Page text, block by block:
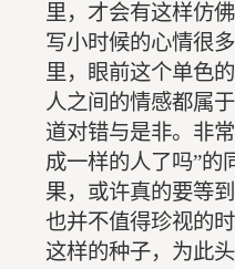
里，才会有这样仿
写小时候的心情很
里，眼前这个单色
人之间的情感都属
道对错与是非。非
成一样的人了吗”的
果，或许真的要等
也并不值得珍视的
这样的种子，为此